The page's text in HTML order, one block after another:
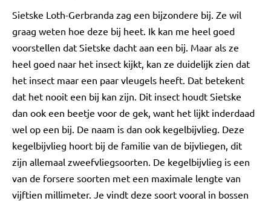
Sietske Loth-Gerbranda zag een bijzondere bij. Ze wil
graag weten hoe deze bij heet. Ik kan me heel goed
voorstellen dat Sietske dacht aan een bij. Maar als ze
heel goed naar het insect kijkt, kan ze duidelijk zien dat
het insect maar een paar vleugels heeft. Dat betekent
dat het nooit een bij kan zijn. Dit insect houdt Sietske
dan ook een beetje voor de gek, want het lijkt inderdaad
wel op een bij. De naam is dan ook kegelbijvlieg. Deze
kegelbijvlieg hoort bij de familie van de bijvliegen, dit
zijn allemaal zweefvliegsoorten. De kegelbijvlieg is een
van de forsere soorten met een maximale lengte van
vijftien millimeter. Je vindt deze soort vooral in bossen